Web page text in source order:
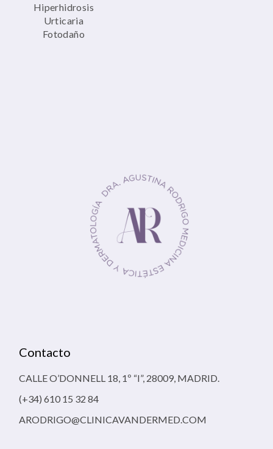
Hiperhidrosis
Urticaria
Fotodaño
Contacto
CALLE O’DONNELL 18, 1º “I”, 28009, MADRID.
(+34) 610 15 32 84
ARODRIGO@CLINICAVANDERMED.COM